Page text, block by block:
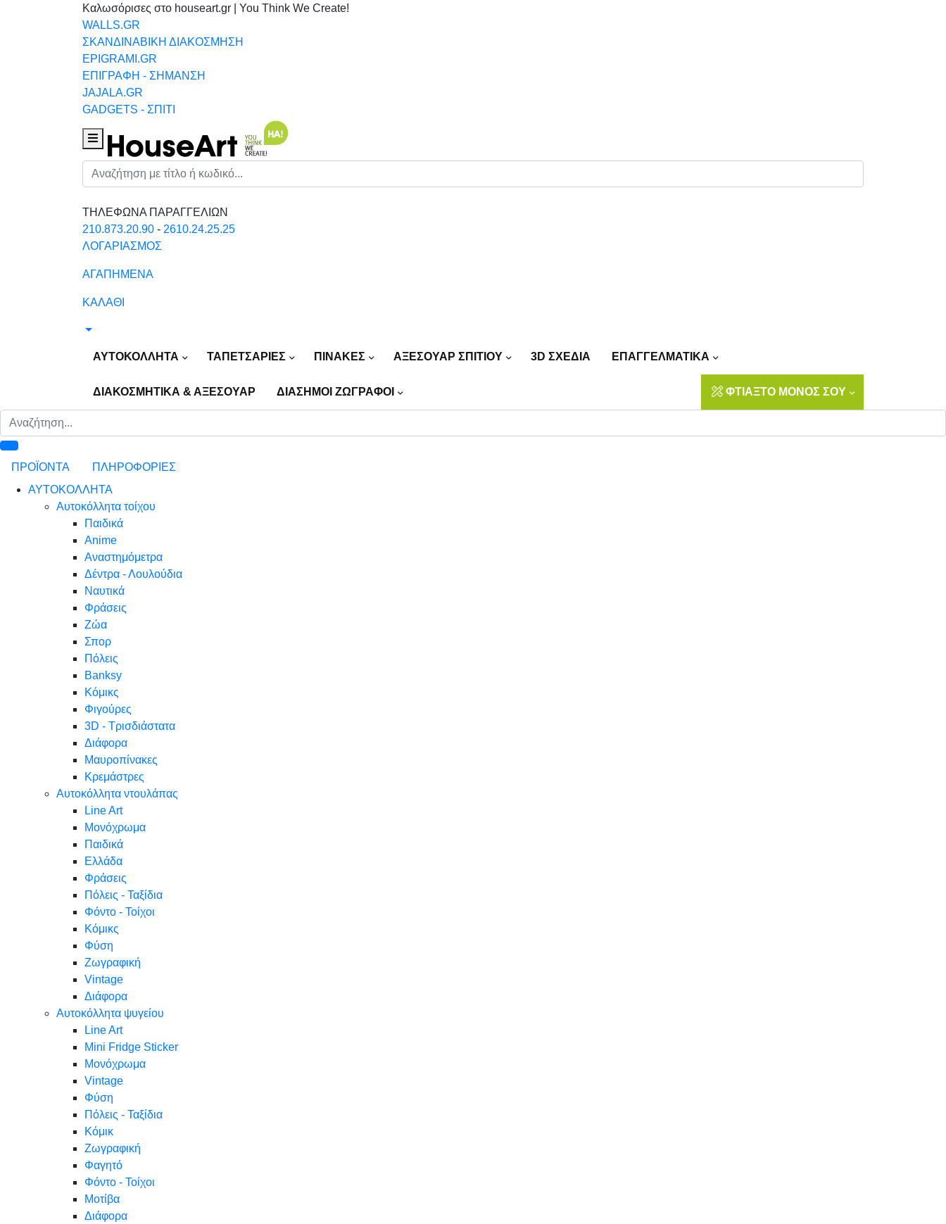
Καλωσόρισες στο houseart.gr | You Think We Create!
WALLS.GR
ΣΚΑΝΔΙΝΑΒΙΚΗ ΔΙΑΚΟΣΜΗΣΗ
EPIGRAMI.GR
ΕΠΙΓΡΑΦΗ - ΣΗΜΑΝΣΗ
JAJALA.GR
GADGETS - ΣΠΙΤΙ
Houseart Menu
Αναζήτηση
ΤΗΛΕΦΩΝΑ ΠΑΡΑΓΓΕΛΙΩΝ
210.873.20.90 - 2610.24.25.25
ΛΟΓΑΡΙΑΣΜΟΣ
ΑΓΑΠΗΜΕΝΑ
ΚΑΛΑΘΙ
ΑΥΤΟΚΟΛΛΗΤΑ ΤΑΠΕΤΣΑΡΙΕΣ ΠΙΝΑΚΕΣ ΑΞΕΣΟΥΑΡ ΣΠΙΤΙΟΥ 3D ΣΧΕΔΙΑ ΕΠΑΓΓΕΛΜΑΤΙΚΑ
ΔΙΑΚΟΣΜΗΤΙΚΑ & ΑΞΕΣΟΥΑΡ ΔΙΑΣΗΜΟΙ ΖΩΓΡΑΦΟΙ ΦΤΙΑΞΤΟ ΜΟΝΟΣ ΣΟΥ
ΠΡΟΪΟΝΤΑ
ΠΛΗΡΟΦΟΡΙΕΣ
ΑΥΤΟΚΟΛΛΗΤΑ
Αυτοκόλλητα τοίχου
Παιδικά
Anime
Αναστημόμετρα
Δέντρα - Λουλούδια
Ναυτικά
Φράσεις
Ζώα
Σπορ
Πόλεις
Banksy
Κόμικς
Φιγούρες
3D - Τρισδιάστατα
Διάφορα
Μαυροπίνακες
Κρεμάστρες
Αυτοκόλλητα ντουλάπας
Line Art
Μονόχρωμα
Παιδικά
Ελλάδα
Φράσεις
Πόλεις - Ταξίδια
Φόντο - Τοίχοι
Κόμικς
Φύση
Ζωγραφική
Vintage
Διάφορα
Αυτοκόλλητα ψυγείου
Line Art
Mini Fridge Sticker
Μονόχρωμα
Vintage
Φύση
Πόλεις - Ταξίδια
Κόμικ
Ζωγραφική
Φαγητό
Φόντο - Τοίχοι
Μοτίβα
Διάφορα